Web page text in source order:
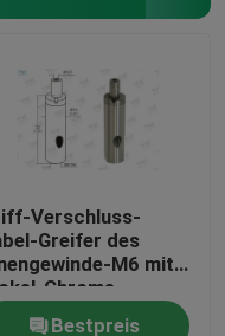
Verschluss-
Greifer des
M6 mit
Chrome-
Bestpreis